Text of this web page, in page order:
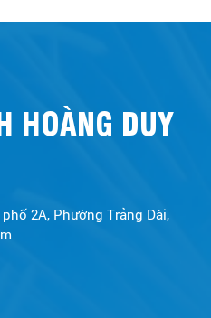
HOÀNG DUY
2A, Phường Trảng Dài,